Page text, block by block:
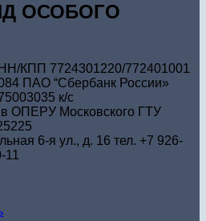
ОСОБОГО
КПП 7724301220/772401001
ПАО “Сбербанк России»
к/с
ОПЕРУ Московского ГТУ
6-я ул., д. 16 тел. +7 926-